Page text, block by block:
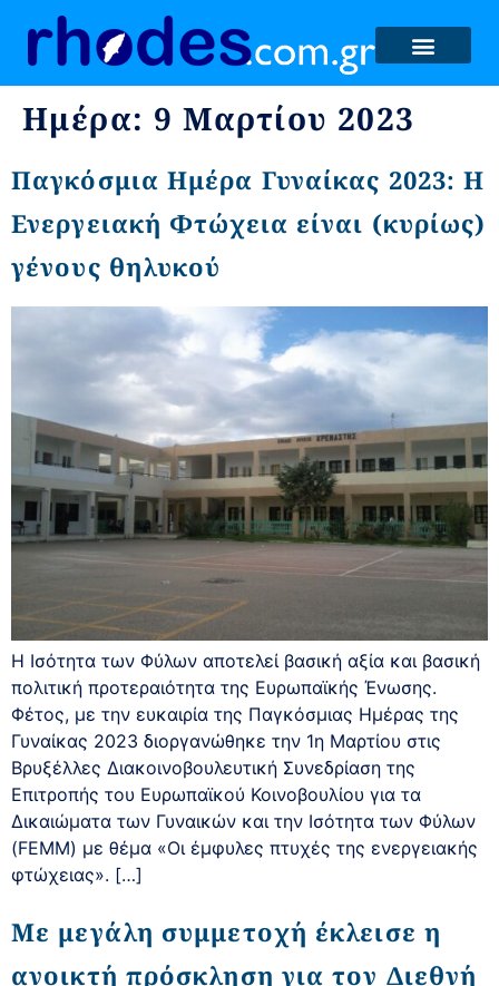
Ημέρα: 9 Μαρτίου 2023
Παγκόσμια Ημέρα Γυναίκας 2023: Η
Ενεργειακή Φτώχεια είναι (κυρίως)
γένους θηλυκού
Η Ισότητα των Φύλων αποτελεί βασική αξία και βασική
πολιτική προτεραιότητα της Ευρωπαϊκής Ένωσης.
Φέτος, με την ευκαιρία της Παγκόσμιας Ημέρας της
Γυναίκας 2023 διοργανώθηκε την 1η Μαρτίου στις
Βρυξέλλες Διακοινοβουλευτική Συνεδρίαση της
Επιτροπής του Ευρωπαϊκού Κοινοβουλίου για τα
Δικαιώματα των Γυναικών και την Ισότητα των Φύλων
(FEMM) με θέμα «Οι έμφυλες πτυχές της ενεργειακής
φτώχειας». […]
Με μεγάλη συμμετοχή έκλεισε η
ανοικτή πρόσκληση για τον Διεθνή